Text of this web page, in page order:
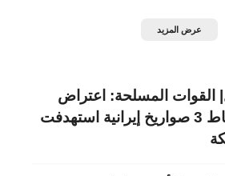
عرض المزيد
القوات المسلحة: اعتراض
وإسقاط 3 صواريخ إيرانية استهدفت